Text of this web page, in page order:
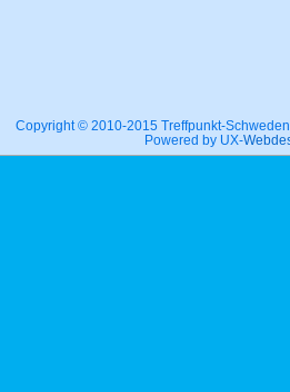
Copyright © 2010-2015 Treffpunkt-
Powered by UX-